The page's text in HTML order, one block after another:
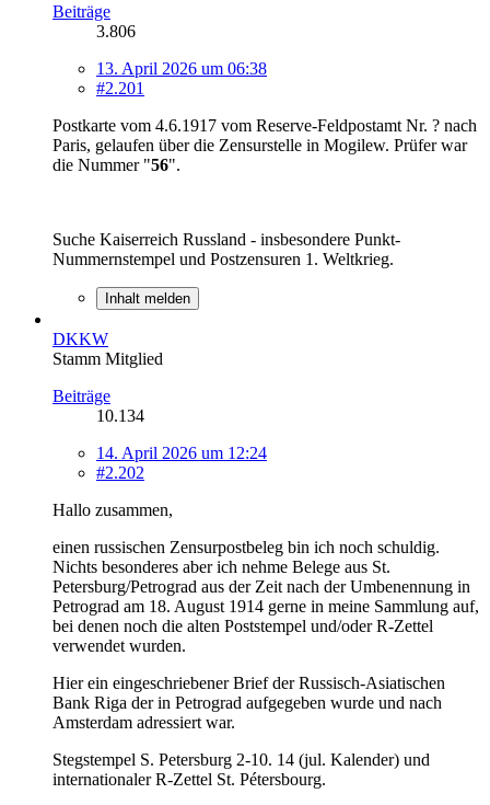
Beiträge
3.806
13. April 2026 um 06:38
#2.201
Postkarte vom 4.6.1917 vom Reserve-Feldpostamt Nr. ? nach
Paris, gelaufen über die Zensurstelle in Mogilew. Prüfer war
die Nummer "56".
Suche Kaiserreich Russland - insbesondere Punkt-
Nummernstempel und Postzensuren 1. Weltkrieg.
Inhalt melden
DKKW
Stamm Mitglied
Beiträge
10.134
14. April 2026 um 12:24
#2.202
Hallo zusammen,
einen russischen Zensurpostbeleg bin ich noch schuldig.
Nichts besonderes aber ich nehme Belege aus St.
Petersburg/Petrograd aus der Zeit nach der Umbenennung in
Petrograd am 18. August 1914 gerne in meine Sammlung auf,
bei denen noch die alten Poststempel und/oder R-Zettel
verwendet wurden.
Hier ein eingeschriebener Brief der Russisch-Asiatischen
Bank Riga der in Petrograd aufgegeben wurde und nach
Amsterdam adressiert war.
Stegstempel S. Petersburg 2-10. 14 (jul. Kalender) und
internationaler R-Zettel St. Pétersbourg.